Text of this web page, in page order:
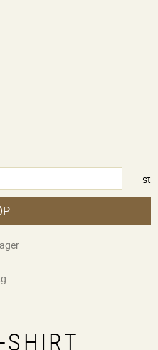
st
SHIRT